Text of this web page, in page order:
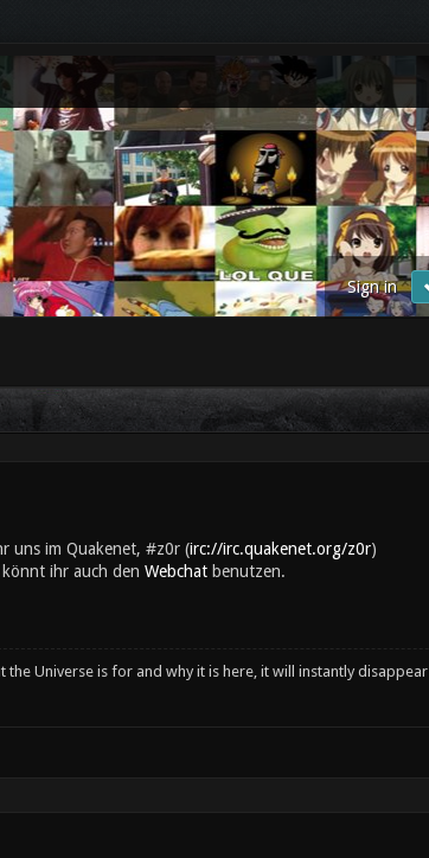
Sign in
uns im Quakenet, #z0r (irc://irc.quakenet.org/z0r)
ihr auch den Webchatbenutzen.
Universe is for and why it is here, it will instantly